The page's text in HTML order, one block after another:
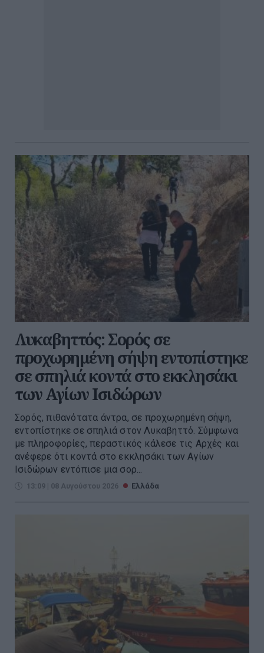
Λυκαβηττός: Σορός σε
προχωρημένη σήψη εντοπίστηκε
σε σπηλιά κοντά στο εκκλησάκι
των Αγίων Ισιδώρων
Σορός, πιθανότατα άντρα, σε προχωρημένη σήψη,
εντοπίστηκε σε σπηλιά στον Λυκαβηττό. Σύμφωνα
με πληροφορίες, περαστικός κάλεσε τις Αρχές και
ανέφερε ότι κοντά στο εκκλησάκι των Αγίων
Ισιδώρων εντόπισε μια σορ...
13:09 | 08 Αυγούστου 2026 Ελλάδα